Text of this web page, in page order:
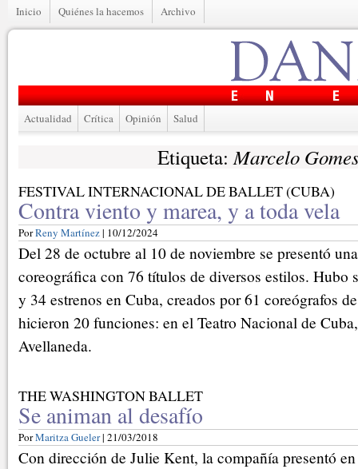
Inicio Quiénes la hacemos Archivo
Actualidad Crítica Opinión Salud
Etiqueta:Marcelo
FESTIVAL INTERNACIONAL DE BALLET (CUBA)
Contra viento y marea, y a toda vela
PorReny Martínez| 10/12/2024
Del 28 de octubre al 10 de noviembre se presentó
coreográfica con 76 títulos de diversos estilos. Hubo
y 34 estrenos en Cuba, creados por 61 coreógrafos
hicieron 20 funciones: en el Teatro Nacional de
Avellaneda.
THE WASHINGTON BALLET
Se animan al desafío
PorMaritza Gueler| 21/03/2018
Con dirección de Julie Kent, la compañía presentó